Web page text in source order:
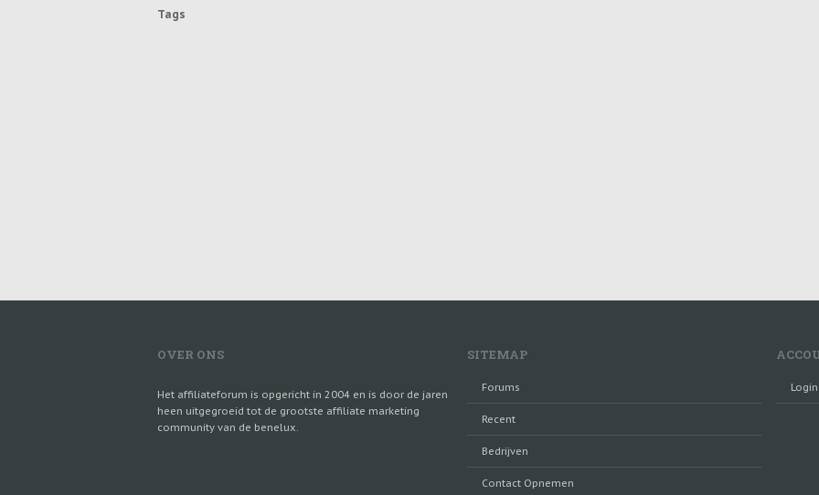
Tags
OVER ONS
Het affiliateforum is opgericht in 2004 en is door de jaren
heen uitgegroeid tot de grootste affiliate marketing
community van de benelux.
SITEMAP
Forums
Recent
Bedrijven
Contact Opnemen
Login